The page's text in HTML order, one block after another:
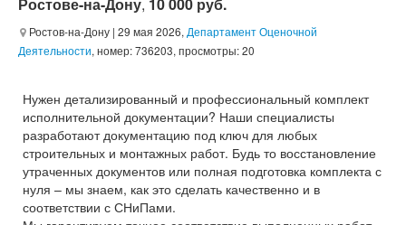
Ростов-на-Дону | 29 мая 2026, Департамент Оценочной
Деятельности, номер: 736203, просмотры: 20
Нужен детализированный и профессиональный комплект
исполнительной документации? Наши специалисты
разработают документацию под ключ для любых
строительных и монтажных работ. Будь то восстановление
утраченных документов или полная подготовка комплекта с
нуля – мы знаем, как это сделать качественно и в
соответствии с СНиПами.